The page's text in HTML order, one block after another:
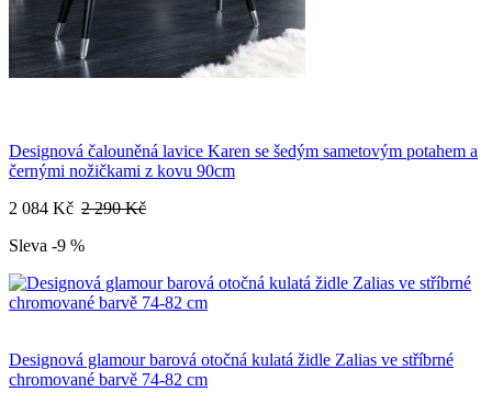
Designová čalouněná lavice Karen se šedým sametovým potahem a
černými nožičkami z kovu 90cm
2 084 Kč 2 290 Kč
Sleva -9 %
Designová glamour barová otočná kulatá židle Zalias ve stříbrné
chromované barvě 74-82 cm